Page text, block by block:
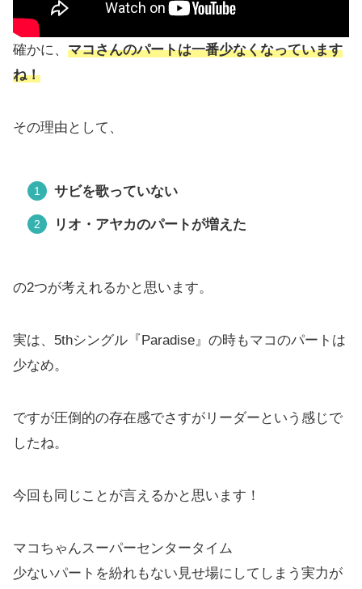
確かに、 マコさんのパートは一番少なくなっています
ね！
その理由として、
サビを歌っていない
リオ・アヤカのパートが増えた
の2つが考えれるかと思います。
実は、5thシングル『Paradise』の時もマコのパートは
少なめ。
ですが圧倒的の存在感でさすがリーダーという感じで
したね。
今回も同じことが言えるかと思います！
マコちゃんスーパーセンタータイム
少ないパートを紛れもない見せ場にしてしまう実力が